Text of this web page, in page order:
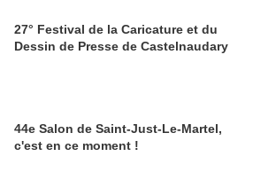
27° Festival de la Caricature et du
Dessin de Presse de Castelnaudary
44e Salon de Saint-Just-Le-Martel,
c'est en ce moment !